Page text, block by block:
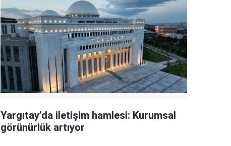
Yargıtay’da iletişim hamlesi: Kurumsal
görünürlük artıyor